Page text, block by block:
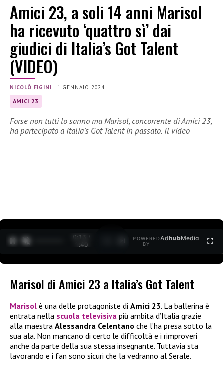
Amici 23, a soli 14 anni Marisol
ha ricevuto ‘quattro sì’ dai
giudici di Italia’s Got Talent
(VIDEO)
NICOLÒ FIGINI | 1 GENNAIO 2024
AMICI 23
Forse non tutti lo sanno ma Marisol, concorrente di Amici 23,
ha partecipato a Italia’s Got Talent in passato. Il video
0:15 /
1:40
POWERED
BY
AdhubMedia
Marisol di Amici 23 a Italia’s Got Talent
Marisol è una delle protagoniste di Amici 23. La ballerina è
entrata nella scuola televisiva più ambita d’Italia grazie
alla maestra Alessandra Celentano che l’ha presa sotto la
sua ala. Non mancano di certo le difficoltà e i rimproveri
anche da parte della sua stessa insegnante. Tuttavia sta
lavorando e i fan sono sicuri che la vedranno al Serale.